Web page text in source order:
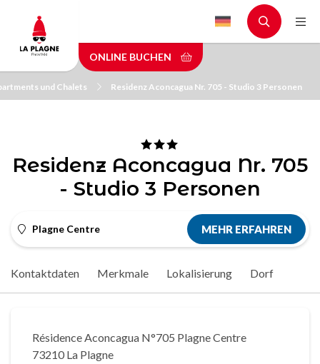
main
content
ONLINE BUCHEN
und Chalets Residenz Aconcagua Nr. 705 - Studio 3 Personen
Residenz Aconcagua Nr. 705
- Studio 3 Personen
Plagne Centre MEHR ERFAHREN
Kontaktdaten Merkmale Lokalisierung Dorf
Résidence Aconcagua N°705 Plagne Centre
73210 La Plagne